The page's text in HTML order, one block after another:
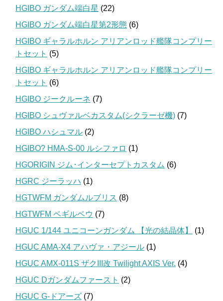
HGIBO ガンダム端白星 (22)
HGIBO ガンダム端白星第2形態 (6)
HGIBO ギャラルホルン アリアンロッド艦隊コンプリー
トセット (5)
HGIBO ギャラルホルン アリアンロッド艦隊コンプリー
トセット (6)
HGIBO ジークルーネ (7)
HGIBO シュヴァルベカスタム(シクラーゼ機) (7)
HGIBO ハシュマル (2)
HGIBO? HMA-S-00 ルシファロ (1)
HGORIGIN ジム･インターセプトカスタム (6)
HGRC ジーラッハ (1)
HGTWFM ガンダムルブリス (8)
HGTWFM ベギルベウ (7)
HGUC 1/144 ユニコーンガンダム 【光の結晶体】
(1)
HGUC AMA-X4 アハヴァ・アジール (1)
HGUC AMX-011S ザクIII改 Twilight AXIS Ver. (4)
HGUC Dガンダムファースト (2)
HGUC G-ドアーズ (7)